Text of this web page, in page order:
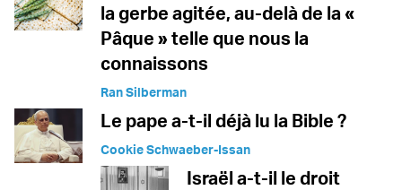
la gerbe agitée, au-delà de la «
Pâque » telle que nous la
connaissons
Ran Silberman
Le pape a-t-il déjà lu la Bible ?
Cookie Schwaeber-Issan
Israël a-t-il le droit